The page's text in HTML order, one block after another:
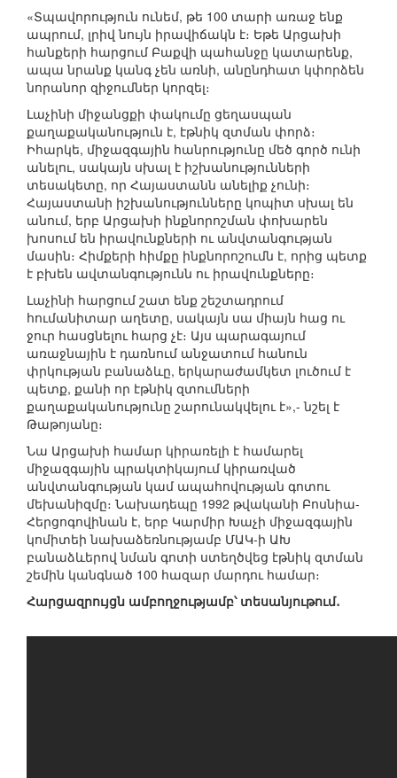
«Տպավորություն ունեմ, թե 100 տարի առաջ ենք
ապրում, լրիվ նույն իրավիճակն է։ Եթե Արցախի
հանքերի հարցում Բաքվի պահանջը կատարենք,
ապա նրանք կանգ չեն առնի, անընդհատ կփորձեն
նորանոր զիջումներ կորզել։
Լաչինի միջանցքի փակումը ցեղասպան
քաղաքականություն է, էթնիկ զտման փորձ։
Իհարկե, միջազգային հանրությունը մեծ գործ ունի
անելու, սակայն սխալ է իշխանությունների
տեսակետը, որ Հայաստանն անելիք չունի։
Հայաստանի իշխանությունները կոպիտ սխալ են
անում, երբ Արցախի ինքնորոշման փոխարեն
խոսում են իրավունքների ու անվտանգության
մասին։ Հիմքերի հիմքը ինքնորոշումն է, որից պետք
է բխեն ավտանգությունն ու իրավունքները։
Լաչինի հարցում շատ ենք շեշտադրում
հումանիտար աղետը, սակայն սա միայն հաց ու
ջուր հասցնելու հարց չէ։ Այս պարագայում
առաջնային է դառնում անջատում հանուն
փրկության բանաձևը, երկարաժամկետ լուծում է
պետք, քանի որ էթնիկ զտումների
քաղաքականությունը շարունակվելու է»,- նշել է
Թաթոյանը։
Նա Արցախի համար կիրառելի է համարել
միջազգային պրակտիկայում կիրառված
անվտանգության կամ ապահովության գոտու
մեխանիզմը։ Նախադեպը 1992 թվականի Բոսնիա-
Հերցոգովինան է, երբ Կարմիր Խաչի միջազգային
կոմիտեի նախաձեռնությամբ ՄԱԿ-ի ԱԽ
բանաձևերով նման գոտի ստեղծվեց էթնիկ զտման
շեմին կանգնած 100 հազար մարդու համար։
Հարցազրույցն ամբողջությամբ՝ տեսանյութում․